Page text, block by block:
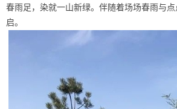
春雨足，染就一山新绿。伴随着场场春雨与
启。